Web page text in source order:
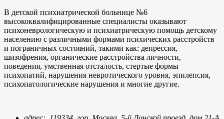
В детской психиатрической больнице №6
высококвалифицированные специалисты оказывают
психоневрологическую и психиатрическую помощь детскому
населению с различными формами психических расстройств
и пограничных состояний, такими как: депрессия,
шизофрения, органические расстройства личности,
поведения, умственная отсталость, стертые формы
психопатий, нарушения невротического уровня, эпилепсия,
психопатологические нарушения и многие другие.